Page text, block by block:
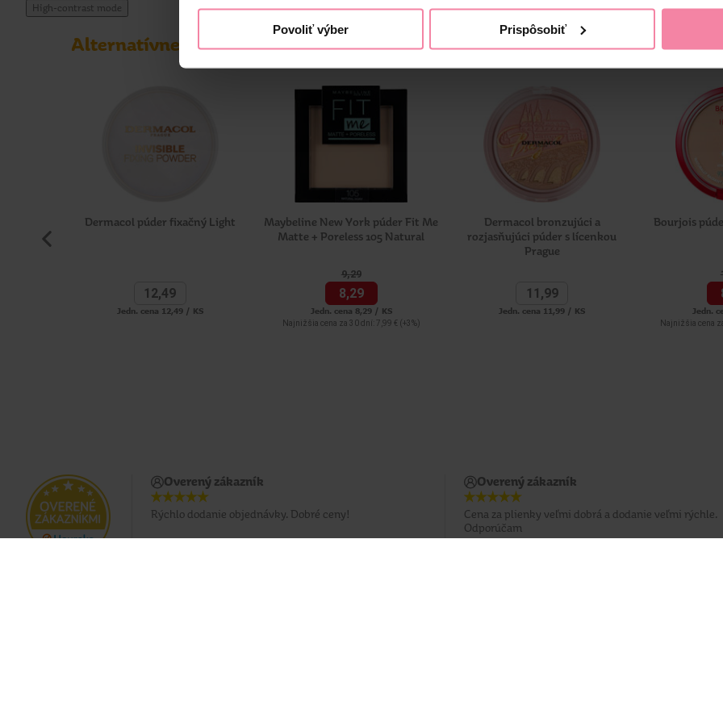
Povoliť výber Prispôsobiť
v šesťdesiatych rokoch ho používali hollywoodske hviezdy a Dermacol je aj po päťdesiatich rokoch synonymom pre
svete. Dermacol je certifikovaný výrobca kozmetiky. Naše výrobky spĺňajú prísne nároky na kvalitu spojenú s najnovšími
Informácie o výrobcovi
High-contrast mode
Alternatívne produkty
Dermacol púder fixačný Light
12,49
Jedn. cena 12,49 / KS
Maybeline New York púder Fit Me
Matte + Poreless 105 Natural
9,29
8,29
Jedn. cena 8,29 / KS
Najnižšia cena za 30 dní: 7,99 € (+3%)
Dermacol bronzujúci a
rozjasňujúci púder s lícenkou
Prague
11,99
Jedn. cena 11,99 / KS
Bourjois
Jedn.
Najnižšia cena
Overený zákazník
Rýchlo dodanie objednávky. Dobré ceny!
Overený zákazník
Cena za plienky veľmi dobrá a dodanie veľmi rýchle.
Odporúčam